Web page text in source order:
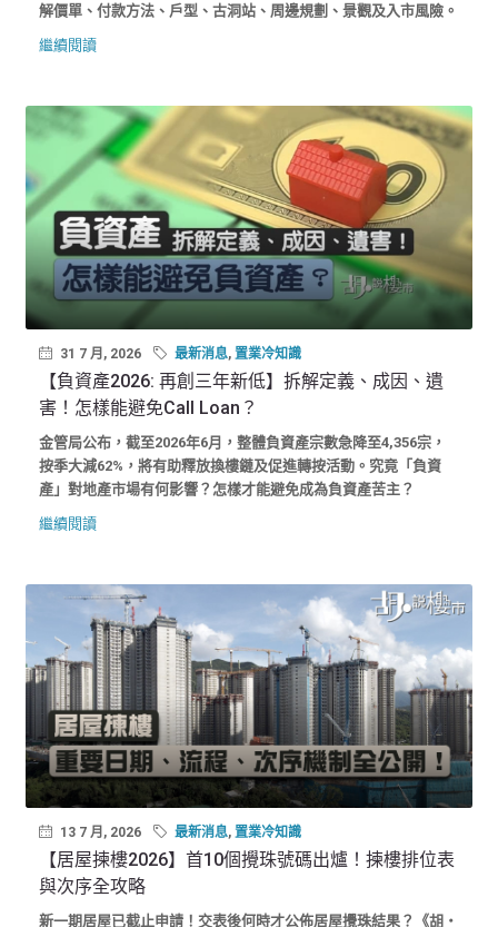
解價單、付款方法、戶型、古洞站、周邊規劃、景觀及入市風險。
繼續閱讀
31 7 月, 2026 最新消息, 置業冷知識
【負資產2026: 再創三年新低】拆解定義、成因、遺
害！怎樣能避免Call Loan？
金管局公布，截至2026年6月，整體負資產宗數急降至4,356宗，
按季大減62%，將有助釋放換樓鏈及促進轉按活動。究竟「負資
產」對地產市場有何影響？怎樣才能避免成為負資產苦主？
繼續閱讀
13 7 月, 2026 最新消息, 置業冷知識
【居屋揀樓2026】首10個攪珠號碼出爐！揀樓排位表
與次序全攻略
新一期居屋已截止申請！交表後何時才公佈居屋攪珠結果？《胡‧